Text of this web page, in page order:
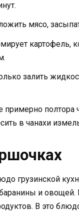
мясо,
картофель,
залить
примерно полтора
в чанахи
грузинской
баранины и
В это